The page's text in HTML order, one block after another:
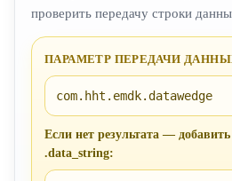
проверить передачу строки
ПАРАМЕТР ПЕРЕДАЧИ
com.hht.emdk.datawedge
Если нет результата —
.data_string: